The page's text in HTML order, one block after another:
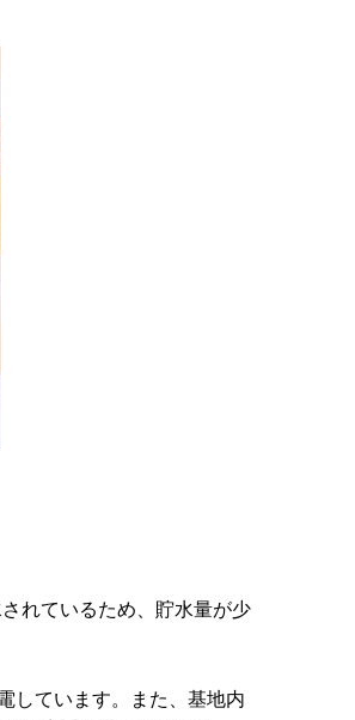
れているため、貯水量が少
しています。また、基地内